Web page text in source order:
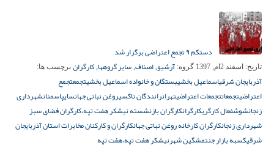
دستکم ۹ تجمع اعتراضی برگزار شد
تاریخ: اسفند 2ام, 1397 گروه: آرشیو, اصناف, سایر گروهها, کارگران برچسب ها:
آذربایجان شرقیاسماعیل بخشیبستگان و خانواده اسماعیل بخشیتجمعتجمع
اعتراضیتجمعاتتجمعات اعتراضیتهرانرانندگان تاکسیروغن نباتی جهانسایپاسمنانشهرداری
زنجانشوشفعال کارگریکارگرانکارگران بازنشسته نیشکر هفت تپه،کارگران فضای سبز
شهرداری زنجانکارگران کارخانه روغن نباتی جهانکارگران و کارکنان مخابرات استان آذربایجان
شرقیکسبه بازار جنتمشگین شهرنیشکر هفت تپه،هفت تپه